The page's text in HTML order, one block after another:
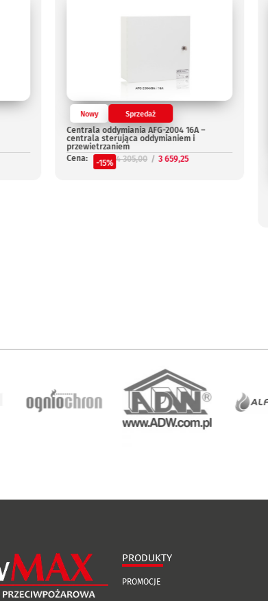
Nowy Sprzedaż
Centrala oddymiania AFG-2004 16A –
centrala sterująca oddymianiem i
przewietrzaniem
Cena:
-15% 4 305,00 3 659,25
PRODUKTY
PROMOCJE